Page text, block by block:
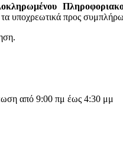
τα υποχρεωτικά προς
από 9:00 πμ έως 4:30 μμ